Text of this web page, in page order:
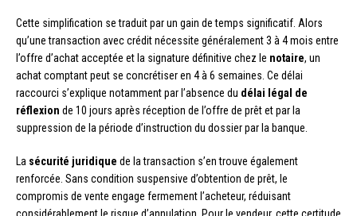
Cette simplification se traduit par un gain de temps significatif. Alors
qu’une transaction avec crédit nécessite généralement 3 à 4 mois entre
l’offre d’achat acceptée et la signature définitive chez le notaire, un
achat comptant peut se concrétiser en 4 à 6 semaines. Ce délai
raccourci s’explique notamment par l’absence du délai légal de
réflexion de 10 jours après réception de l’offre de prêt et par la
suppression de la période d’instruction du dossier par la banque.
La sécurité juridique de la transaction s’en trouve également
renforcée. Sans condition suspensive d’obtention de prêt, le
compromis de vente engage fermement l’acheteur, réduisant